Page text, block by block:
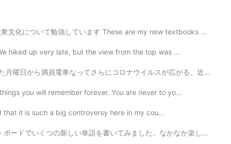
ステージ99になって、781個
四字熟語を勉強しま
2020.04.19 12:07
ったことない私は、日本語を喋るようになりまし
しています These are my new textbooks こりゃワシの新しい教科書じゃ。...
hiked up very late, but the view from the top was ...
スが広がる。近頃海外みたいに東京がなっちゃうからみんな気をつけよう。無理に外に出かけず、無理に友達と会わ...
you will remember forever. You are never to yo...
it is such a big controversy here in my cou...
。なかなか楽しくて、すごく便利だったのでこのまま書き続けると思います。 字を書くのがまだまだだから、許して...